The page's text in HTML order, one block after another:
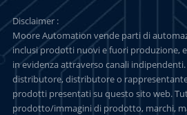
Disclaimer :
Moore Automation vende parti di
inclusi prodotti nuovi e fuori produzione,
in evidenza attraverso canali
distributore, distributore o
prodotti presentati su questo sito web.
prodotto/immagini di prodotto, marchi,